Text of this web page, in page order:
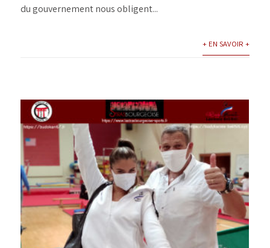
du gouvernement nous obligent...
+ EN SAVOIR +